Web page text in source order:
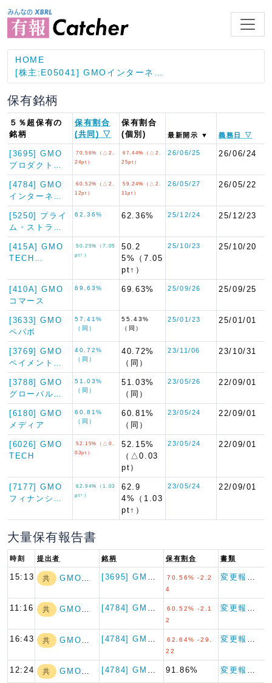
HOME
[株主:E05041] GMOインターネ…
保有銘柄
５％超保有の
銘柄
保有割合
(共同) ▽
保有割合
(個別)
最新開示 ▼ 義務日 ▽
[3695] GMO
プロダクト…
70.56%（△2.
24pt）
67.44%（△2.
25pt）
26/06/25 26/06/24
[4784] GMO
インターネ…
60.52%（△2.
12pt）
59.24%（△2.
11pt）
26/05/27 26/05/22
[5250] プライ
ム・ストラ…
62.36% 62.36% 25/12/24 25/12/23
[415A] GMO
TECH…
50.25%（7.05
pt↑）
50.2
5%（7.05
pt↑）
25/10/23 25/10/20
[410A] GMO
コマース
69.63% 69.63% 25/09/26 25/09/25
[3633] GMO
ペパボ
57.41%
（同）
55.43%
（同）
25/01/23 25/01/01
[3769] GMO
ペイメント…
40.72%
（同）
40.72%
（同）
23/11/06 23/10/31
[3788] GMO
グローバル…
51.03%
（同）
51.03%
（同）
23/05/26 22/09/01
[6180] GMO
メディア
60.81%
（同）
60.81%
（同）
23/05/24 22/09/01
[6026] GMO
TECH
52.15%（△0.
03pt）
52.15%
（△0.03
pt）
23/05/24 22/09/01
[7177] GMO
フィナンシ…
62.94%（1.03
pt↑）
62.9
4%（1.03
pt↑）
23/05/24 22/09/01
大量保有報告書
時刻 提出者 銘柄 保有割合 書類
15:13 共 GMOインターネ…
70.56% -2.2
4
11:16 共 GMOインターネ…
60.52% -2.1
2
16:43 共 GMOインターネ…
62.64% -29.
22
12:24 共 GMOインターネ… 91.86%